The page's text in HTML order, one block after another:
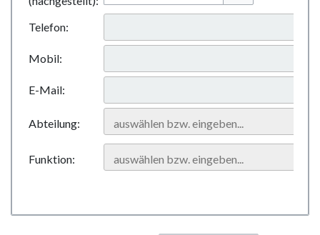
Telefon:
Mobil:
E-Mail:
Abteilung:
Funktion: